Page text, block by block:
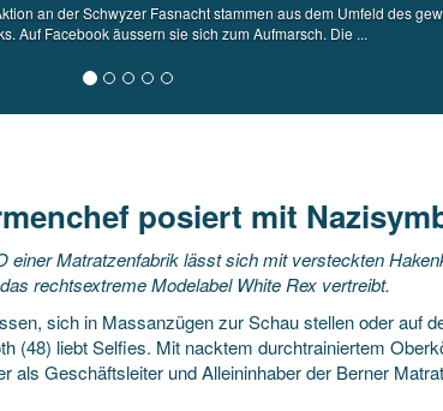
an der Schwyzer Fasnacht stammen aus dem Umfeld des
Auf Facebook äussern sie sich zum Aufmarsch. Die ...
posiert mit
einer Matratzenfabrik lässt sich mit versteckten
rechtsextreme Modelabel White Rex vertreibt.
sich in Massanzügen zur Schau stellen oder auf
(48) liebt Selfies. Mit nacktem durchtrainiertem
als Geschäftsleiter und Alleininhaber der Berner